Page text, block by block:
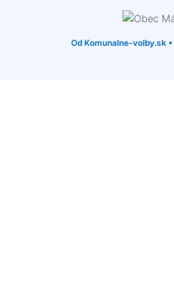
Od Komunalne-volby.sk •